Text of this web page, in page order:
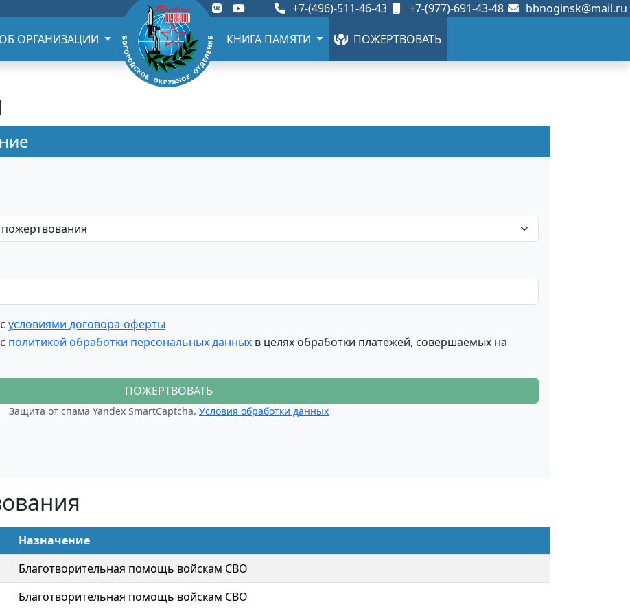
+7-(496)-511-46-43 +7-(977)-691-43-48 bbnoginsk@mail.ru
ОБ ОРГАНИЗАЦИИ КНИГА ПАМЯТИ ПОЖЕРТВОВАТЬ
условиями договора-оферты
политикой обработки персональных данных в целях обработки платежей, совершаемых на
ПОЖЕРТВОВАТЬ
Защита от спама Yandex SmartCaptcha. Условия обработки данных
Назначение
Благотворительная помощь войскам СВО
Благотворительная помощь войскам СВО